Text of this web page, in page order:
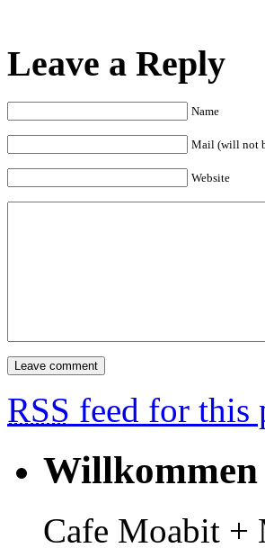
Leave a Reply
Name
Mail (will not
Website
RSS feed for this
Cafe Moabit